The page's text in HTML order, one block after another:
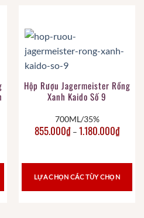
Hộp Rượu Jagermeister Rồng
Xanh Kaido Số 9
700ML/35%
855.000₫ – 1.180.000₫
LỰA CHỌN CÁC TÙY CHỌN